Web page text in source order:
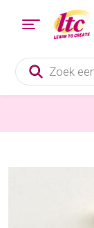
Producten
zoeken